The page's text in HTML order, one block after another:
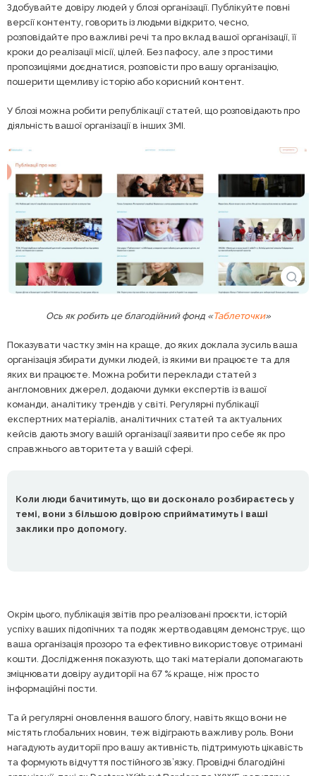
Здобувайте довіру людей у блозі організації. Публікуйте повні
версії контенту, говорить із людьми відкрито, чесно,
розповідайте про важливі речі та про вклад вашої організації, її
кроки до реалізації місії, цілей. Без пафосу, але з простими
пропозиціями доєднатися, розповісти про вашу організацію,
пошерити щемливу історію або корисний контент.
У блозі можна робити републікації статей, що розповідають про
діяльність вашої організації в інших ЗМІ.
Ось як робить це благодійний фонд «Таблеточки»
Показувати частку змін на краще, до яких доклала зусиль ваша
організація збирати думки людей, із якими ви працюєте та для
яких ви працюєте. Можна робити переклади статей з
англомовних джерел, додаючи думки експертів із вашої
команди, аналітику трендів у світі. Регулярні публікації
експертних матеріалів, аналітичних статей та актуальних
кейсів дають змогу вашій організації заявити про себе як про
справжнього авторитета у вашій сфері.
Коли люди бачитимуть, що ви досконало розбираєтесь у
темі, вони з більшою довірою сприйматимуть і ваші
заклики про допомогу.
Окрім цього, публікація звітів про реалізовані проєкти, історій
успіху ваших підопічних та подяк жертводавцям демонструє, що
ваша організація прозоро та ефективно використовує отримані
кошти. Дослідження показують, що такі матеріали допомагають
зміцнювати довіру аудиторії на 67 % краще, ніж просто
інформаційні пости.
Та й регулярні оновлення вашого блогу, навіть якщо вони не
містять глобальних новин, теж відіграють важливу роль. Вони
нагадують аудиторії про вашу активність, підтримують цікавість
та формують відчуття постійного зв’язку. Провідні благодійні